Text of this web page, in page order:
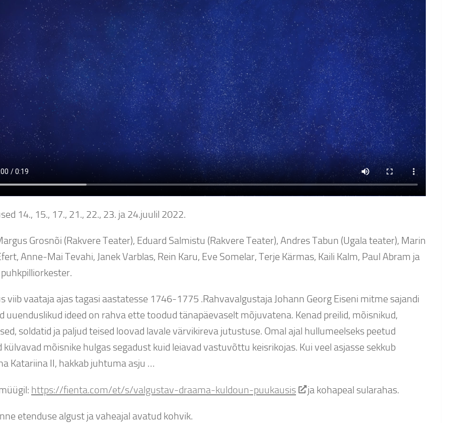
14., 15., 17., 21., 22., 23. ja 24.juulil 2022.
Grosnõi (Rakvere Teater), Eduard Salmistu (Rakvere Teater), Andres Tabun (Ugala teater), Marin
Anne-Mai Tevahi, Janek Varblas, Rein Karu, Eve Somelar, Terje Kärmas, Kaili Kalm, Paul Abram ja
viib vaataja ajas tagasi aastatesse 1746-1775 .Rahvavalgustaja Johann Georg Eiseni mitme sajandi
uuenduslikud ideed on rahva ette toodud tänapäevaselt mõjuvatena. Kenad preilid, mõisnikud,
soldatid ja paljud teised loovad lavale värvikireva jutustuse. Omal ajal hullumeelseks peetud
mõisnike hulgas segadust kuid leiavad vastuvõttu keisrikojas. Kui veel asjasse sekkub
Katariina II, hakkab juhtuma asju …
https://fienta.com/et/s/valgustav-draama-kuldoun-puukausis ja kohapeal sularahas.
etenduse algust ja vaheajal avatud kohvik.